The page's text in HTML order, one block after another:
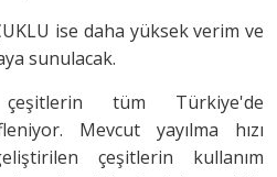
ise daha yüksek verim ve
sunulacak.
çeşitlerin tüm Türkiye'de
Mevcut yayılma hızı
çeşitlerin kullanım